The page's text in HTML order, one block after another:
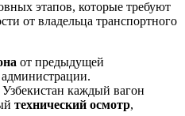
этапов, которые требуют
от владельца транспортного
от предыдущей
каждый вагон
технический осмотр,